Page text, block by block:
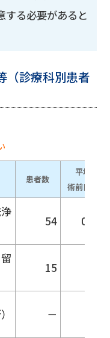
する必要があると
（診療科別患者
患者数
平均
術前日数
54 0.28
15
－